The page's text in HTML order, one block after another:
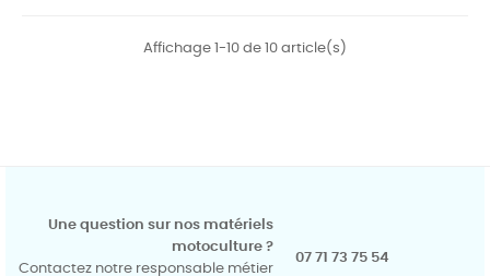
Affichage 1-10 de 10 article(s)
Une question sur nos matériels
motoculture ?
Contactez notre responsable métier
07 71 73 75 54